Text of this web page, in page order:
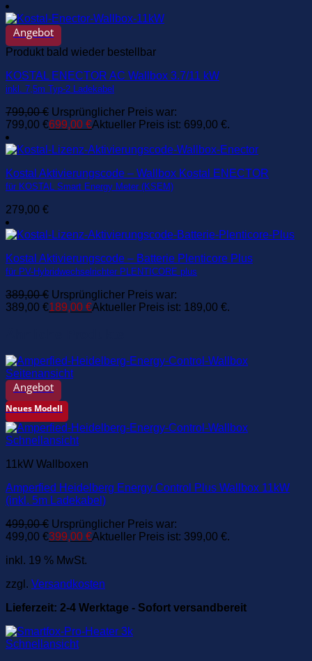
Angebot
Produkt bald wieder bestellbar
KOSTAL ENECTOR AC Wallbox 3.7/11 kW
inkl. 7,5m Typ-2 Ladekabel
799,00€ Ursprünglicher Preis war:
799,00 €699,00 €Aktueller Preis ist: 699,00 €.
Kostal Aktivierungscode – Wallbox Kostal ENECTOR
für KOSTAL Smart Energy Meter (KSEM)
279,00 €
Kostal Aktivierungscode – Batterie Plenticore Plus
für PV-Hybridwechselrichter PLENTICORE plus
389,00€ Ursprünglicher Preis war:
389,00 €189,00 €Aktueller Preis ist: 189,00 €.
Angebot
Neues Modell
Schnellansicht
11kW Wallboxen
Amperfied Heidelberg Energy Control Plus Wallbox 11kW
(inkl. 5m Ladekabel)
499,00€ Ursprünglicher Preis war:
499,00 €399,00 €Aktueller Preis ist: 399,00 €.
inkl. 19 % MwSt.
zzgl. Versandkosten
Lieferzeit: 2-4 Werktage - Sofort versandbereit
Schnellansicht